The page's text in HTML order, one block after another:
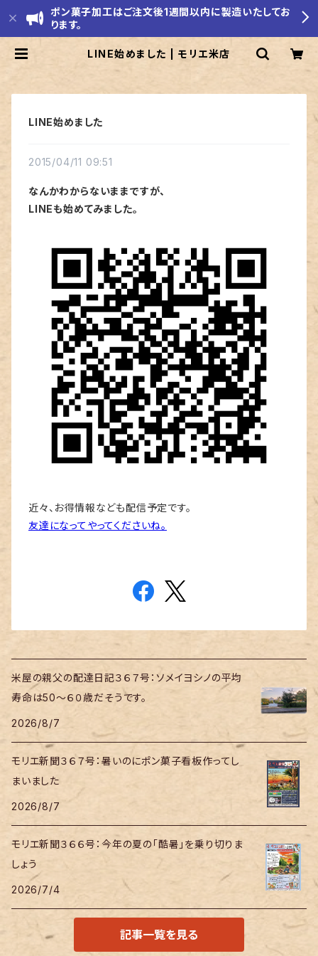
ポン菓子加工はご注文後1週間以内に製造いたしてお
ります。
LINE始めました | モリエ米店
LINE始めました
2015/04/11 09:51
なんかわからないままですが、
LINEも始めてみました。
近々、お得情報なども配信予定です。
友達になってやってくださいね。
米屋の親父の配達日記３６７号：ソメイヨシノの平均
寿命は50～６０歳だそうです。
2026/8/7
モリエ新聞３６７号：暑いのにポン菓子看板作ってし
まいました
2026/8/7
モリエ新聞３６６号：今年の夏の「酷暑」を乗り切りま
しょう
2026/7/4
記事一覧を見る